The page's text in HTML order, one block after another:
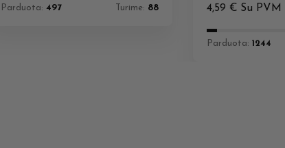
Parduota: 497 Turime: 88
4,59 € Su PVM
Parduota: 1244